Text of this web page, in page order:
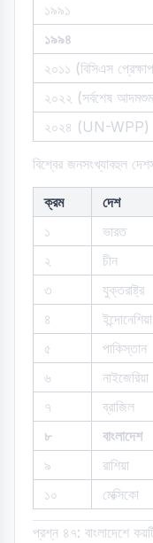
১৯৯১
১৯৯৪
২০১১ (বিসিএস
২০২২ (সর্বশেষ
২০২৪ (UN-WPP)
বিশ্বের জনসংখ্যাবহুল
ক্রম দেশ
১
ভারত
২
চীন
৩
যুক্তরাষ্ট্র
৪
ইন্দোনেশিয়া
৫
পাকিস্তান
৬
নাইজেরিয়া
৭
ব্রাজিল
৮
বাংলাদেশ
৯
রাশিয়া
১০
মেক্সিকো
প্রশ্ন ৪৭: বাংলাদেশে